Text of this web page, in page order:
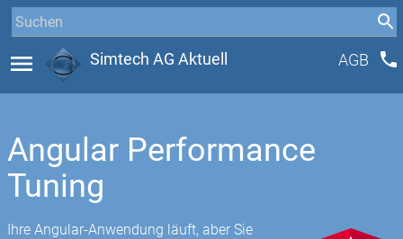
menu Simtech AG Aktuell AGB phone
Angular Performance
Tuning
Ihre Angular-Anwendung läuft, aber Sie